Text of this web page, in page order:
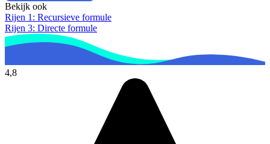
Bekijk ook
Rijen 1: Recursieve formule
Rijen 3: Directe formule
4,8